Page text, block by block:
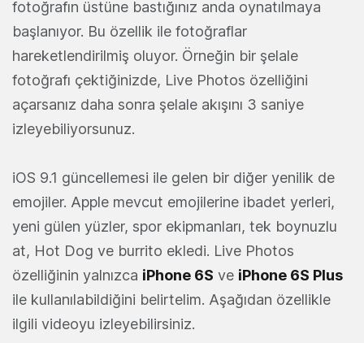
fotoğrafın üstüne bastığınız anda oynatılmaya
başlanıyor. Bu özellik ile fotoğraflar
hareketlendirilmiş oluyor. Örneğin bir şelale
fotoğrafı çektiğinizde, Live Photos özelliğini
açarsanız daha sonra şelale akışını 3 saniye
izleyebiliyorsunuz.
iOS 9.1 güncellemesi ile gelen bir diğer yenilik de
emojiler. Apple mevcut emojilerine ibadet yerleri,
yeni gülen yüzler, spor ekipmanları, tek boynuzlu
at, Hot Dog ve burrito ekledi. Live Photos
özelliğinin yalnızca iPhone 6S ve iPhone 6S Plus
ile kullanılabildiğini belirtelim. Aşağıdan özellikle
ilgili videoyu izleyebilirsiniz.